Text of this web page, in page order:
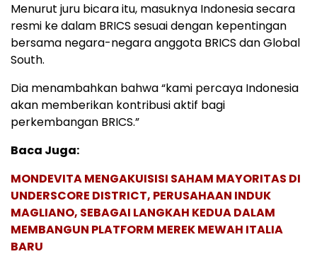
Menurut juru bicara itu, masuknya Indonesia secara
resmi ke dalam BRICS sesuai dengan kepentingan
bersama negara-negara anggota BRICS dan Global
South.
Dia menambahkan bahwa “kami percaya Indonesia
akan memberikan kontribusi aktif bagi
perkembangan BRICS.”
Baca Juga:
MONDEVITA MENGAKUISISI SAHAM MAYORITAS DI
UNDERSCORE DISTRICT, PERUSAHAAN INDUK
MAGLIANO, SEBAGAI LANGKAH KEDUA DALAM
MEMBANGUN PLATFORM MEREK MEWAH ITALIA
BARU